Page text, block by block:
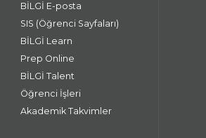
BİLGİ E-posta
SIS (Öğrenci Sayfaları)
BİLGİ Learn
Prep Online
BİLGİ Talent
Öğrenci İşleri
Akademik Takvimler